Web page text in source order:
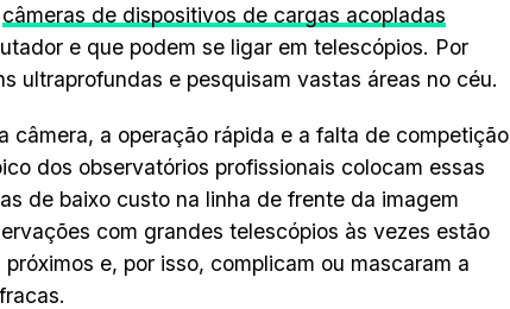
câmeras de dispositivos de cargas acopladas
e que podem se ligar em telescópios. Por
ultraprofundas e pesquisam vastas áreas no céu.
câmera, a operação rápida e a falta de competição
dos observatórios profissionais colocam essas
de baixo custo na linha de frente da imagem
com grandes telescópios às vezes estão
e, por isso, complicam ou mascaram a